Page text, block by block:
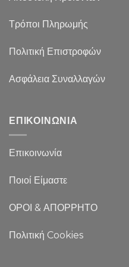
Τρόποι Πληρωμής
Πολιτική Επιστροφών
Ασφάλεια Συναλλαγών
ΕΠΙΚΟΙΝΩΝΙΑ
Επικοινωνία
Ποιοί Είμαστε
ΟΡΟΙ & ΑΠΟΡΡΗΤΟ
Πολιτική Cookies